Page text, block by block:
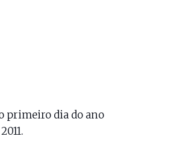
primeiro dia do ano